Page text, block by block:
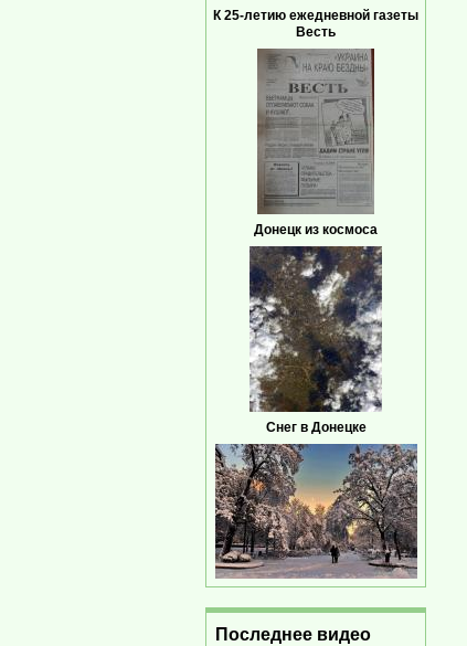
К 25-летию ежедневной газеты
Весть
Донецк из космоса
Снег в Донецке
Последнее видео